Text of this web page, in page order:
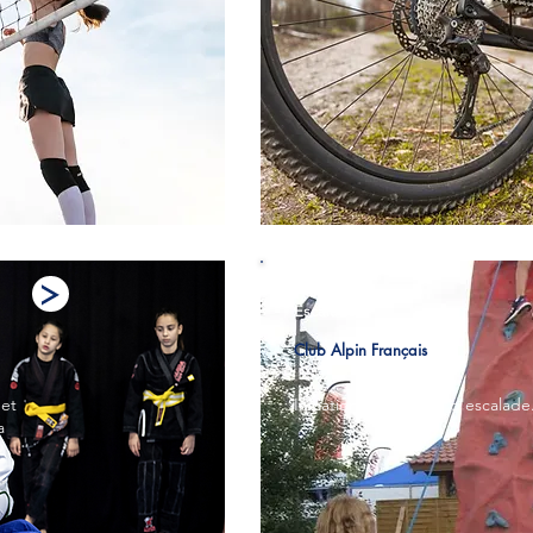
Escalade
Club Alpin Français
Initiations sur le mur